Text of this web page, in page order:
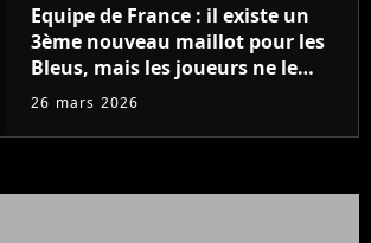
Equipe de France : il existe un
3ème nouveau maillot pour les
Bleus, mais les joueurs ne le
porteront jamais
26 mars 2026